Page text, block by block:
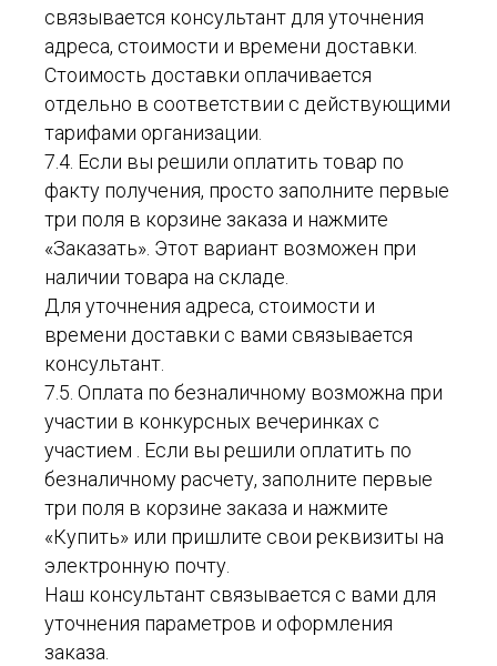
связывается консультант для уточнения
адреса, стоимости и времени доставки.
Стоимость доставки оплачивается
отдельно в соответствии с действующими
тарифами организации.
7.4. Если вы решили оплатить товар по
факту получения, просто заполните первые
три поля в корзине заказа и нажмите
«Заказать». Этот вариант возможен при
наличии товара на складе.
Для уточнения адреса, стоимости и
времени доставки с вами связывается
консультант.
7.5. Оплата по безналичному возможна при
участии в конкурсных вечеринках с
участием . Если вы решили оплатить по
безналичному расчету, заполните первые
три поля в корзине заказа и нажмите
«Купить» или пришлите свои реквизиты на
электронную почту.
Наш консультант связывается с вами для
уточнения параметров и оформления
заказа.